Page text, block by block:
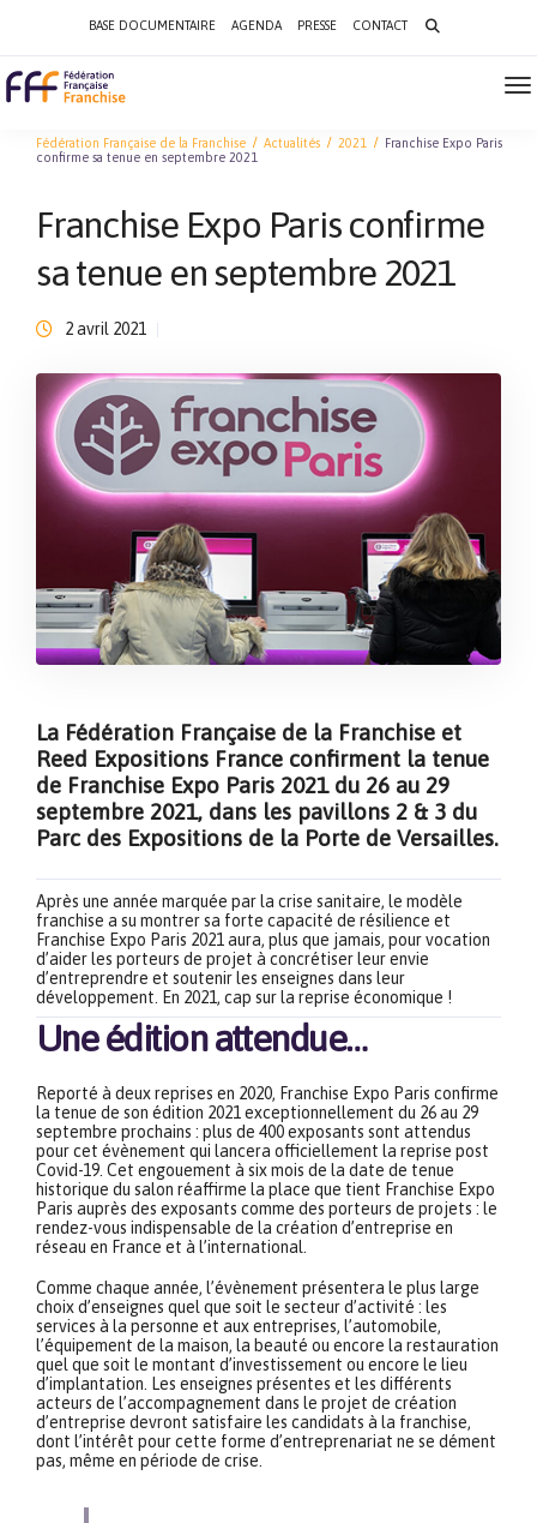
BASE DOCUMENTAIRE AGENDA PRESSE CONTACT
Search
for:
Fédération Française de la Franchise Actualités 2021
Franchise Expo Paris
confirme sa tenue en septembre 2021
Franchise Expo Paris confirme
sa tenue en septembre 2021
2 avril 2021
La Fédération Française de la Franchise et
Reed Expositions France confirment la tenue
de Franchise Expo Paris 2021 du 26 au 29
septembre 2021, dans les pavillons 2 & 3 du
Parc des Expositions de la Porte de Versailles.
Après une année marquée par la crise sanitaire, le modèle
franchise a su montrer sa forte capacité de résilience et
Franchise Expo Paris 2021 aura, plus que jamais, pour vocation
d’aider les porteurs de projet à concrétiser leur envie
d’entreprendre et soutenir les enseignes dans leur
développement. En 2021, cap sur la reprise économique !
Une édition attendue…
Reporté à deux reprises en 2020, Franchise Expo Paris confirme
la tenue de son édition 2021 exceptionnellement du 26 au 29
septembre prochains : plus de 400 exposants sont attendus
pour cet évènement qui lancera officiellement la reprise post
Covid-19. Cet engouement à six mois de la date de tenue
historique du salon réaffirme la place que tient Franchise Expo
Paris auprès des exposants comme des porteurs de projets : le
rendez-vous indispensable de la création d’entreprise en
réseau en France et à l’international.
Comme chaque année, l’évènement présentera le plus large
choix d’enseignes quel que soit le secteur d’activité : les
services à la personne et aux entreprises, l’automobile,
l’équipement de la maison, la beauté ou encore la restauration
quel que soit le montant d’investissement ou encore le lieu
d’implantation. Les enseignes présentes et les différents
acteurs de l’accompagnement dans le projet de création
d’entreprise devront satisfaire les candidats à la franchise,
dont l’intérêt pour cette forme d’entreprenariat ne se dément
pas, même en période de crise.